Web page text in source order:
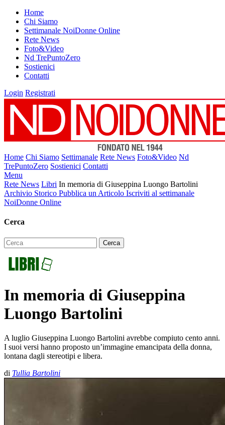
Home
Chi Siamo
Settimanale NoiDonne Online
Rete News
Foto&Video
Nd TrePuntoZero
Sostienici
Contatti
Login Registrati
Home Chi Siamo Settimanale Rete News Foto&Video Nd
TrePuntoZero Sostienici Contatti
Menu
Rete News Libri In memoria di Giuseppina Luongo Bartolini
Archivio Storico Pubblica un Articolo Iscriviti al settimanale
NoiDonne Online
Cerca
In memoria di Giuseppina
Luongo Bartolini
A luglio Giuseppina Luongo Bartolini avrebbe compiuto cento anni.
I suoi versi hanno proposto un’immagine emancipata della donna,
lontana dagli stereotipi e libera.
di Tullia Bartolini